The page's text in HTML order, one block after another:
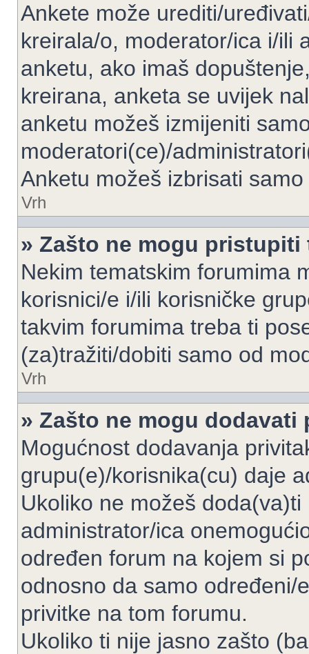
Ankete može urediti/
kreirala/o, moderator/ica i/ili
anketu, ako imaš
kreirana, anketa se uvijek
anketu možeš izmijeniti
moderatori(ce)/
Anketu možeš izbrisati
Vrh
» Zašto ne mogu
Nekim tematskim forumima
korisnici/e i/ili korisničke
takvim forumima treba ti
(za)tražiti/dobiti samo od
Vrh
» Zašto ne mogu dodavati
Mogućnost dodavanja
grupu(e)/korisnika(cu) daje
Ukoliko ne možeš
administrator/ica
određen forum na kojem si
odnosno da samo određeni/
privitke na tom forumu.
Ukoliko ti nije jasno zašto